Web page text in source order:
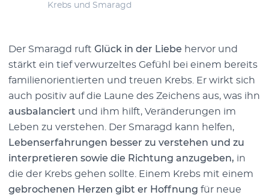
Krebs und Smaragd
Der Smaragd ruft Glück in der Liebe hervor und
stärkt ein tief verwurzeltes Gefühl bei einem bereits
familienorientierten und treuen Krebs. Er wirkt sich
auch positiv auf die Laune des Zeichens aus, was ihn
ausbalanciert und ihm hilft, Veränderungen im
Leben zu verstehen. Der Smaragd kann helfen,
Lebenserfahrungen besser zu verstehen und zu
interpretieren sowie die Richtung anzugeben, in
die der Krebs gehen sollte. Einem Krebs mit einem
gebrochenen Herzen gibt er Hoffnung für neue